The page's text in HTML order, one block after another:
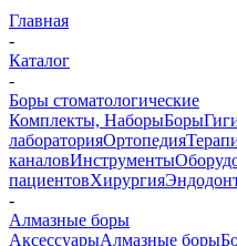
Главная
-
Каталог
-
Боры стоматологические
Комплекты, НаборыБоры
лабораторияОртопедия
каналовИнструменты
пациентовХирургия
-
Алмазные боры
АксессуарыАлмазные боры